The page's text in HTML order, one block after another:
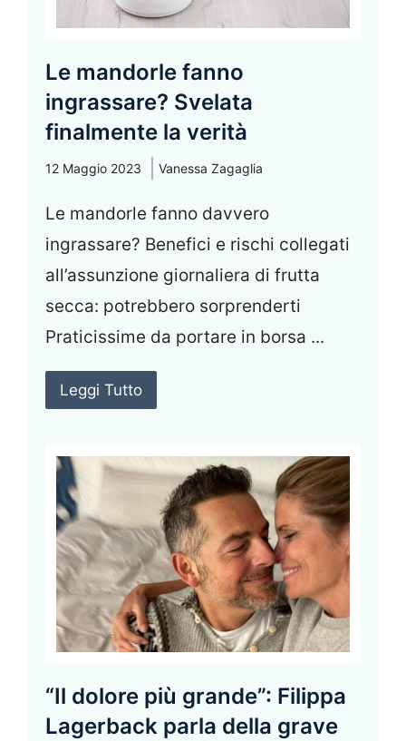
Le mandorle fanno
ingrassare? Svelata
finalmente la verità
12 Maggio 2023 Vanessa Zagaglia
Le mandorle fanno davvero
ingrassare? Benefici e rischi collegati
all’assunzione giornaliera di frutta
secca: potrebbero sorprenderti
Praticissime da portare in borsa ...
Leggi Tutto
“Il dolore più grande”: Filippa
Lagerback parla della grave